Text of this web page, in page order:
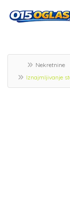
Nekretnine
Iznajmljivanje